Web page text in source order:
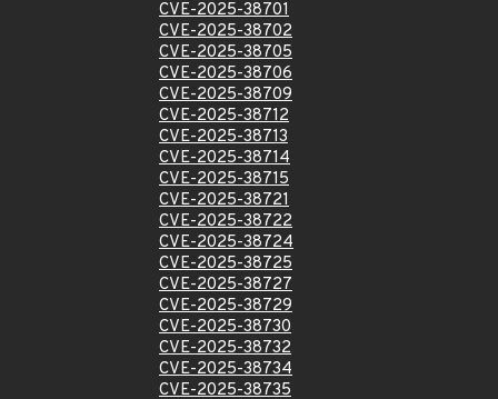
CVE-2025-38701
CVE-2025-38702
CVE-2025-38705
CVE-2025-38706
CVE-2025-38709
CVE-2025-38712
CVE-2025-38713
CVE-2025-38714
CVE-2025-38715
CVE-2025-38721
CVE-2025-38722
CVE-2025-38724
CVE-2025-38725
CVE-2025-38727
CVE-2025-38729
CVE-2025-38730
CVE-2025-38732
CVE-2025-38734
CVE-2025-38735